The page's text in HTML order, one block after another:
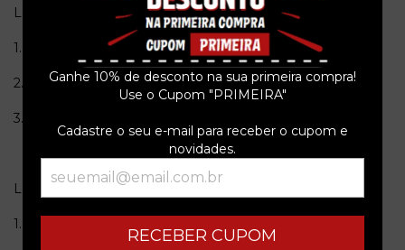
Ganhe 10% de desconto na sua primeira compra!
Use o Cupom "PRIMEIRA"
Cadastre o seu e-mail para receber o cupom e
novidades.
RECEBER CUPOM
Lado A
1.Papa Lou
2.Urca
3.Ponkan
Lado B
1.Dobok